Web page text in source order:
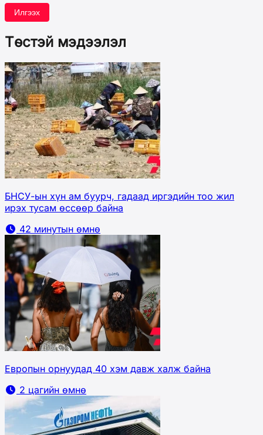
Илгээх
Төстэй мэдээлэл
БНСУ-ын хүн ам буурч, гадаад иргэдийн тоо жил
ирэх тусам өссөөр байна
42 минутын өмнө
Европын орнуудад 40 хэм давж халж байна
2 цагийн өмнө